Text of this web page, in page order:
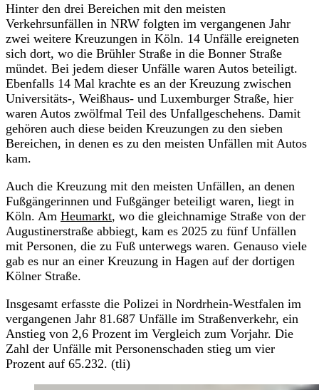
Hinter den drei Bereichen mit den meisten
Verkehrsunfällen in NRW folgten im vergangenen Jahr
zwei weitere Kreuzungen in Köln. 14 Unfälle ereigneten
sich dort, wo die Brühler Straße in die Bonner Straße
mündet. Bei jedem dieser Unfälle waren Autos beteiligt.
Ebenfalls 14 Mal krachte es an der Kreuzung zwischen
Universitäts-, Weißhaus- und Luxemburger Straße, hier
waren Autos zwölfmal Teil des Unfallgeschehens. Damit
gehören auch diese beiden Kreuzungen zu den sieben
Bereichen, in denen es zu den meisten Unfällen mit Autos
kam.
Auch die Kreuzung mit den meisten Unfällen, an denen
Fußgängerinnen und Fußgänger beteiligt waren, liegt in
Köln. Am Heumarkt, wo die gleichnamige Straße von der
Augustinerstraße abbiegt, kam es 2025 zu fünf Unfällen
mit Personen, die zu Fuß unterwegs waren. Genauso viele
gab es nur an einer Kreuzung in Hagen auf der dortigen
Kölner Straße.
Insgesamt erfasste die Polizei in Nordrhein-Westfalen im
vergangenen Jahr 81.687 Unfälle im Straßenverkehr, ein
Anstieg von 2,6 Prozent im Vergleich zum Vorjahr. Die
Zahl der Unfälle mit Personenschaden stieg um vier
Prozent auf 65.232. (tli)